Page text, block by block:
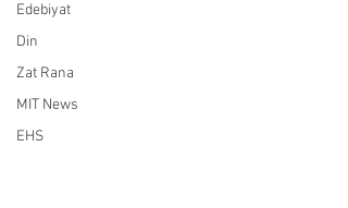
Edebiyat
Din
Zat Rana
MIT News
EHS